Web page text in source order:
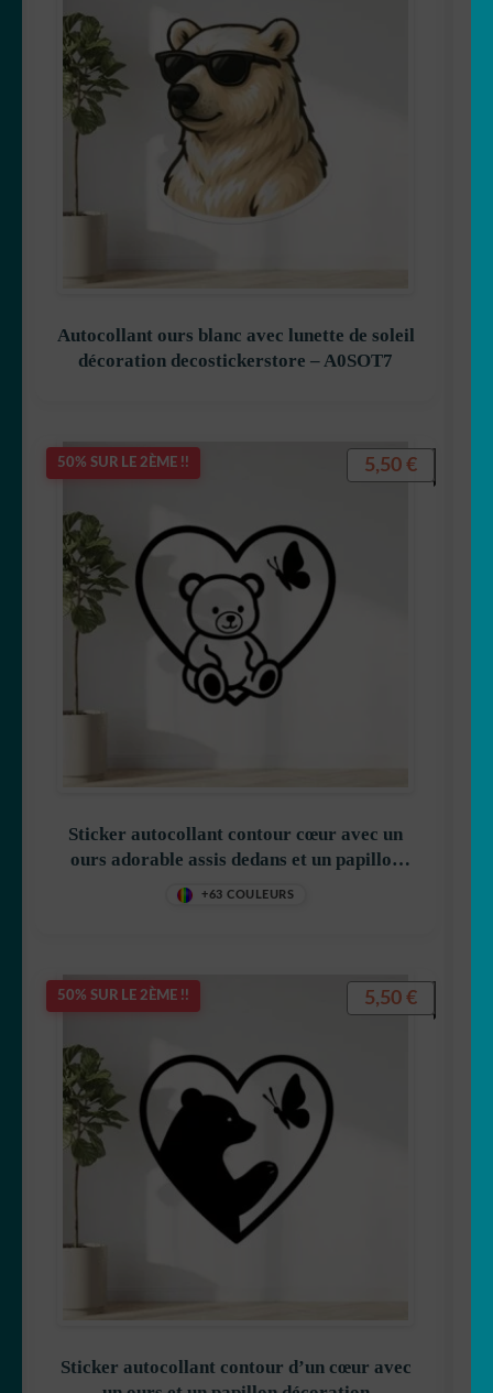
Autocollant ours blanc avec lunette de soleil
décoration decostickerstore – A0SOT7
50% SUR LE 2ÈME !!
Sticker autocollant contour cœur avec un
ours adorable assis dedans et un papillon
mignon décoration decostickerstore –
+63 COULEURS
5,50 €
50% SUR LE 2ÈME !!
Sticker autocollant contour d’un cœur avec
5,50 €